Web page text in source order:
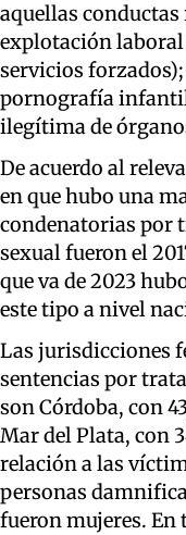
aquellas
explotación
servicios
pornografía
ilegítima de
De acuerdo al
en que hubo una
condenatorias por
sexual fueron el
que va de 2023
este tipo a nivel
Las jurisdicciones
sentencias por
son Córdoba, con
Mar del Plata, con
relación a las
personas
fueron mujeres. En